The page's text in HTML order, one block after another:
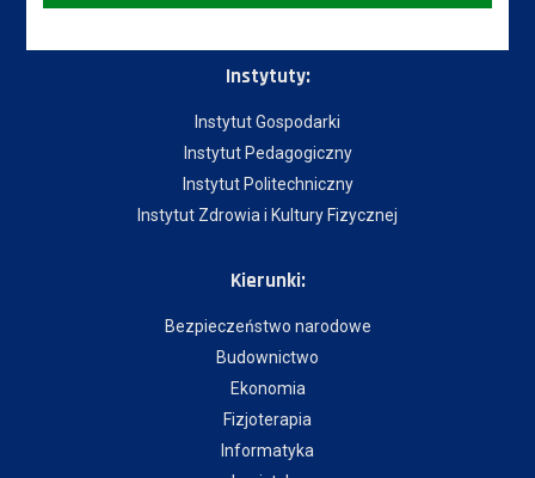
Do pobrania
Instytuty:
Instytut Gospodarki
Instytut Pedagogiczny
Instytut Politechniczny
Instytut Zdrowia i Kultury Fizycznej
Kierunki:
Bezpieczeństwo narodowe
Budownictwo
Ekonomia
Fizjoterapia
Informatyka